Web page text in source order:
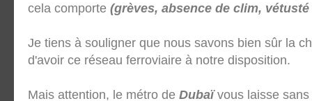
cela comporte (grèves, absence de clim,
Je tiens à souligner que nous savons bien sûr la
d'avoir ce réseau ferroviaire à notre disposition.
Mais attention, le métro de Dubaïvous laisse